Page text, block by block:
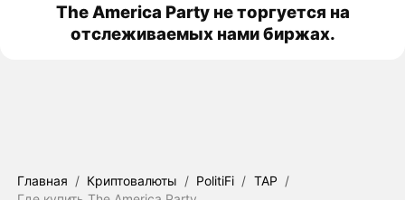
The America Party не торгуется на
отслеживаемых нами биржах.
Главная / Криптовалюты / PolitiFi / TAP /